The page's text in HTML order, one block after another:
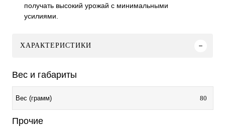
получать высокий урожай с минимальными
усилиями.
ХАРАКТЕРИСТИКИ
Вес и габариты
Вес (грамм) 80
Прочие